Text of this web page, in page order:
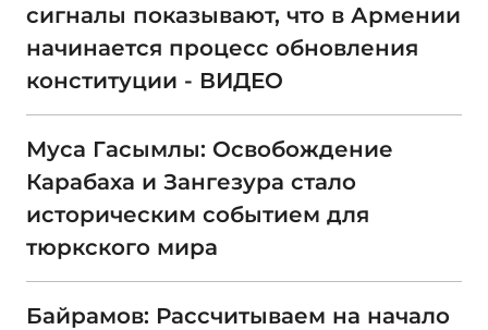
сигналы показывают, что в Армении
начинается процесс обновления
конституции - ВИДЕО
Муса Гасымлы: Освобождение
Карабаха и Зангезура стало
историческим событием для
тюркского мира
Байрамов: Рассчитываем на начало